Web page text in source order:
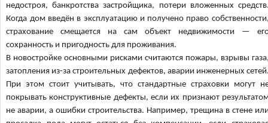
недостроя, банкротства застройщика, потери вложенных
Когда дом введён в эксплуатацию и получено право
страхование смещается на сам объект недвижимости —
сохранность и пригодность для проживания.
В новостройке основными рисками считаются пожары, взрывы
затопления из-за строительных дефектов, аварии инженерных
При этом стоит учитывать, что стандартные страховки могут
покрывать конструктивные дефекты, если их признают
не аварии, а ошибки строительства. Например, трещина в стене